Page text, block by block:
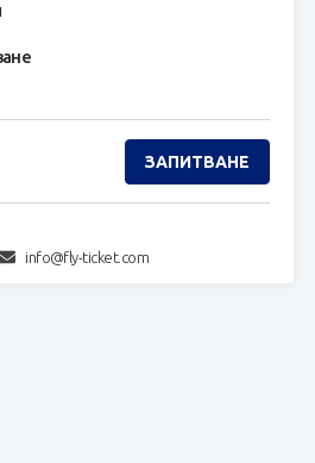
info@fly-ticket.com
ЗАПИТВАНЕ